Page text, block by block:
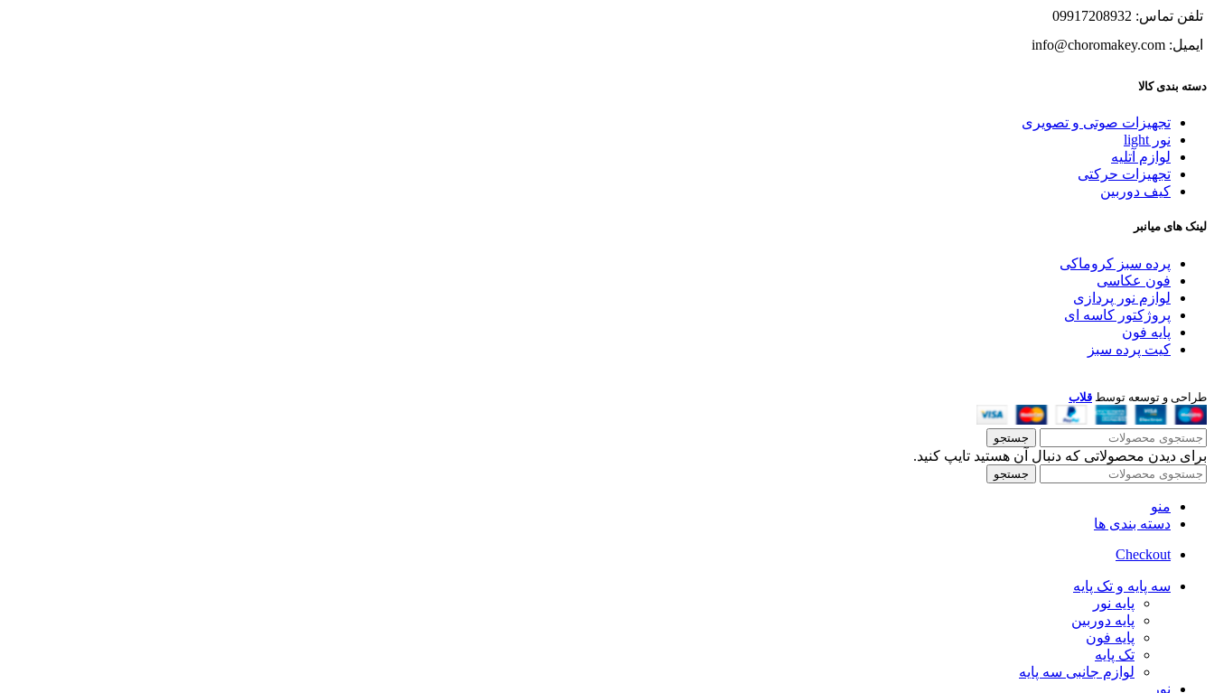
تلفن تماس: 09917208932
ایمیل: info@choromakey.com
دسته بندی کالا
تجهیزات صوتی و تصویری
نور light
لوازم آتلیه
تجهیزات حرکتی
کیف دوربین
لینک های میانبر
پرده سبز کروماکی
فون عکاسی
لوازم نور پردازی
پروژکتور کاسه ای
پایه فون
کیت پرده سبز
طراحی و توسعه توسط قلاب
جستجو
برای دیدن محصولاتی که دنبال آن هستید تایپ کنید.
جستجو
منو
دسته بندی ها
Checkout
سه پایه و تک پایه
پایه نور
پایه دوربین
پایه فون
تک پایه
لوازم جانبی سه پایه
نور